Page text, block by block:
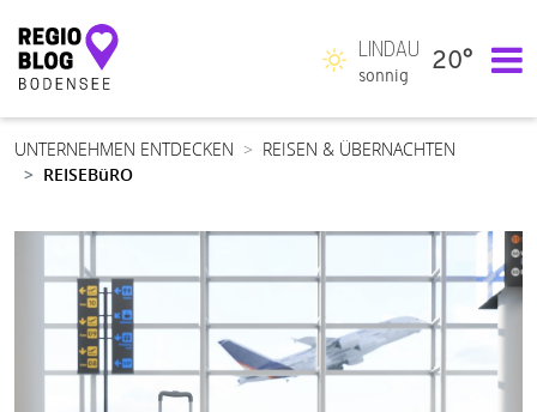
Hauptnavigation
LINDAU
sonnig
20°
UNTERNEHMEN ENTDECKEN
REISEN & ÜBERNACHTEN
REISEBüRO